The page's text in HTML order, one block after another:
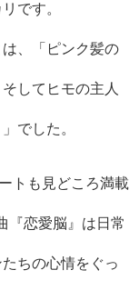
です。
、「ピンク髪の
してヒモの主人
でした。
トも見どころ満載
『恋愛脳』は日常
ちの心情をぐっ